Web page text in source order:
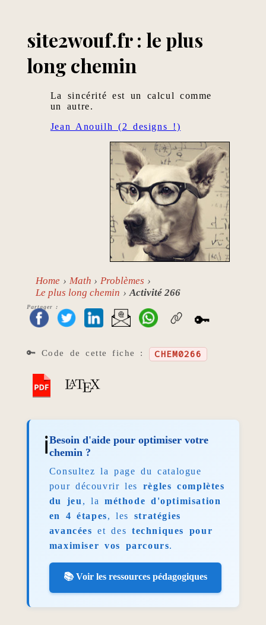
site2wouf.fr : le plus
long chemin
La sincérité est un calcul comme
un autre.
Jean Anouilh (2 designs !)
Home Math
Problèmes
Le plus long chemin
Activité 266
Partager :
🔑
🔑 Code de cette fiche : CHEM0266
ℹ️Besoin d'aide pour optimiser votre
chemin ?
Consultez la page du catalogue
pour découvrir les règles complètes
du jeu , laméthode d'optimisation
en 4 étapes, les stratégies
avancées et destechniques pour
maximiser vos parcours.
📚 Voir les ressources pédagogiques